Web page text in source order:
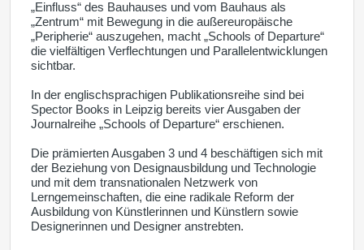
„Einfluss“ des Bauhauses und vom Bauhaus als
„Zentrum“ mit Bewegung in die außereuropäische
„Peripherie“ auszugehen, macht „Schools of Departure“
die vielfältigen Verflechtungen und Parallelentwicklungen
sichtbar.
In der englischsprachigen Publikationsreihe sind bei
Spector Books in Leipzig bereits vier Ausgaben der
Journalreihe „Schools of Departure“ erschienen.
Die prämierten Ausgaben 3 und 4 beschäftigen sich mit
der Beziehung von Designausbildung und Technologie
und mit dem transnationalen Netzwerk von
Lerngemeinschaften, die eine radikale Reform der
Ausbildung von Künstlerinnen und Künstlern sowie
Designerinnen und Designer anstrebten.